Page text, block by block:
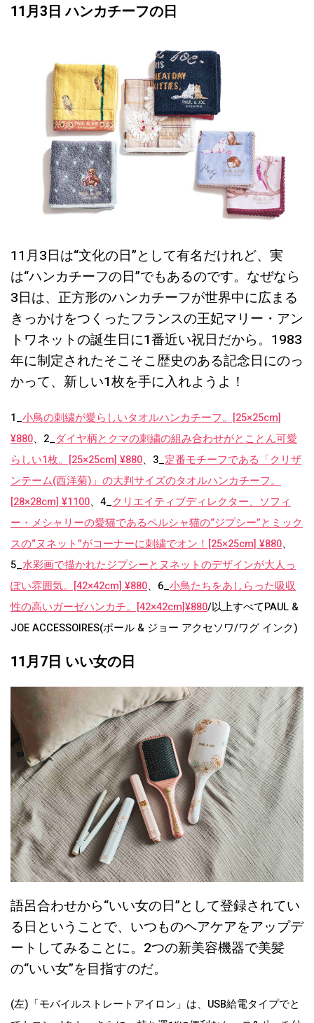
11月3日 ハンカチーフの日
11月3日は“文化の日”として有名だけれど、実
は“ハンカチーフの日”でもあるのです。なぜなら
3日は、正方形のハンカチーフが世界中に広まる
きっかけをつくったフランスの王妃マリー・アン
トワネットの誕生日に1番近い祝日だから。1983
年に制定されたそこそこ歴史のある記念日にのっ
かって、新しい1枚を手に入れようよ！
1_小鳥の刺繍が愛らしいタオルハンカチーフ。[25×25cm]
¥880、2_ダイヤ柄とクマの刺繍の組み合わせがとことん可愛
らしい1枚。[25×25cm] ¥880、3_定番モチーフである「クリザ
ンテーム(西洋菊)」の大判サイズのタオルハンカチーフ。
[28×28cm] ¥1100、4_クリエイティブディレクター、ソフィ
ー・メシャリーの愛猫であるペルシャ猫の“ジプシー”とミック
スの“ヌネット”がコーナーに刺繍でオン！[25×25cm] ¥880、
5_水彩画で描かれたジプシーとヌネットのデザインが大人っ
ぽい雰囲気。[42×42cm] ¥880、6_小鳥たちをあしらった吸収
性の高いガーゼハンカチ。[42×42cm]¥880/以上すべてPAUL &
JOE ACCESSOIRES(ポール & ジョー アクセソワ/ワグ インク)
11月7日 いい女の日
語呂合わせから“いい女の日”として登録されてい
る日ということで、いつものヘアケアをアップデ
ートしてみることに。2つの新美容機器で美髪
の“いい女”を目指すのだ。
(左)「モバイルストレートアイロン」は、USB給電タイプでと